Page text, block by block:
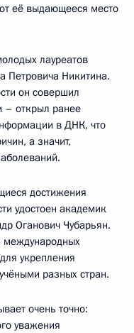
её выдающееся место
лауреатов
Петровича Никитина.
он совершил
– открыл ранее
в ДНК, что
а значит,
достижения
удостоен академик
Оганович Чубарьян.
международных
укрепления
разных стран.
очень точно:
уважения